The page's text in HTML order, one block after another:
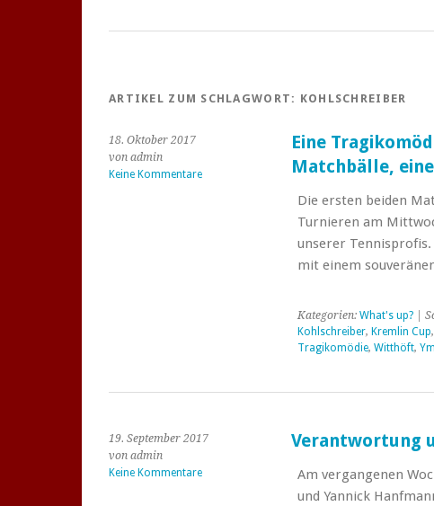
ARTIKEL ZUM SCHLAGWORT: KOHLSCHREIBER
18. Oktober 2017
von admin
Keine Kommentare
Eine
Matchbälle,
Die ersten beiden
Turnieren am
unserer
mit einem
Kategorien: What's up?|
Kohlschreiber, Kremlin Cup,
Tragikomödie, Witthöft,
19. September 2017
von admin
Keine Kommentare
Verantwortung
Am vergangenen
und Yannick